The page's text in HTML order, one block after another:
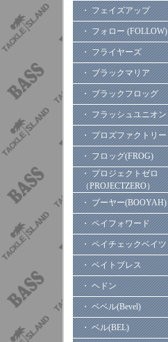
・ フェイズアップ
・ フォロー (FOLLOW)
・ フライヤーズ
・ ブラックマリア
・ ブラックフロッグ
・ フラッシュユニオン
・ プロズファクトリー
・ フロッグ(FROG)
・ プロジェクトゼロ
（PROJECTZERO）
・ ブーヤー(BOOYAH)
・ ペイフォワード
・ ペイチェックベイツ
・ ベイトブレス
・ ヘドン
・ ベベル(Bevel)
・ ベル(BEL)